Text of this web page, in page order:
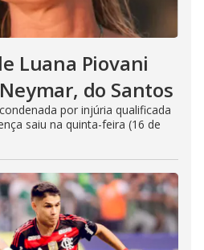
Luana Piovani
do Santos
por injúria qualificada
saiu na quinta-feira (16 de